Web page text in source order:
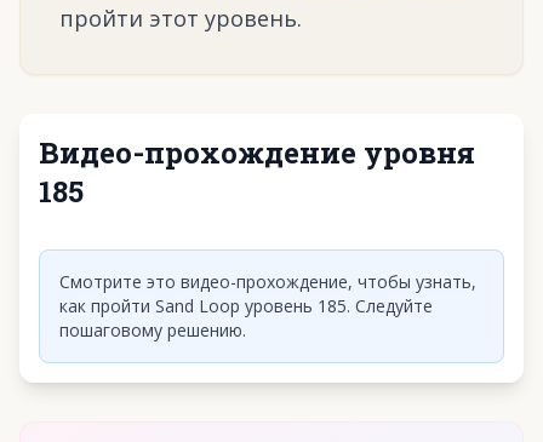
пройти этот уровень.
Видео-прохождение уровня
185
Смотрите это видео-прохождение, чтобы узнать,
как пройти Sand Loop уровень 185. Следуйте
пошаговому решению.